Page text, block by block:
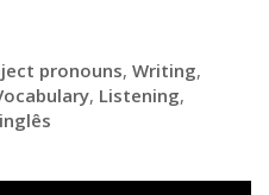
pronouns, Writing,
, Listening,